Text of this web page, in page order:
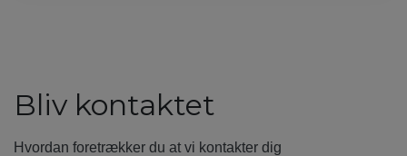
Bliv kontaktet
Hvordan foretrækker du at vi kontakter dig